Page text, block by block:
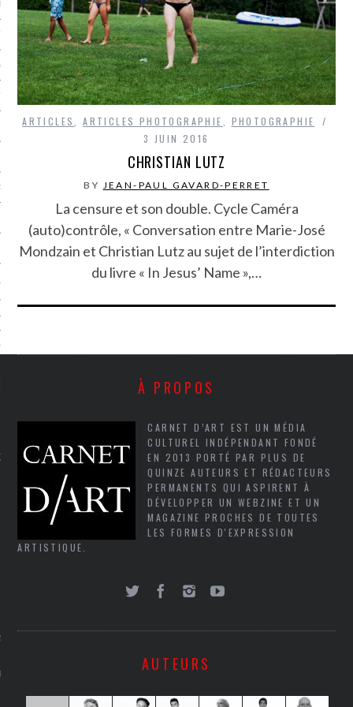
BONHEUR
GUERRE
EN VOD
ARTICLES ,ARTICLES PHOTOGRAPHIE
PHOTOGRAPHIE
3 JUIN 2016
CHRISTIAN LUTZ
BY JEAN-PAUL GAVARD-PERRET
La censure et son double. Cycle Caméra
(auto)contrôle, « Conversation entre Marie-José
Mondzain et Christian Lutz au sujet de l’interdiction
du livre « In Jesus’ Name »,…
À PROPOS
CARNET D’ART EST UN MÉDIA
CULTUREL INDÉPENDANT FONDÉ
EN 2013 PORTÉ PAR PLUS DE
QUINZE AUTEURS ET RÉDACTEURS
PERMANENTS QUI ASPIRENT À
DÉVELOPPER UN WEBZINE ET UN
MAGAZINE PROCHES DE TOUTES
LES FORMES D'EXPRESSION
ARTISTIQUE.
AUTEURS